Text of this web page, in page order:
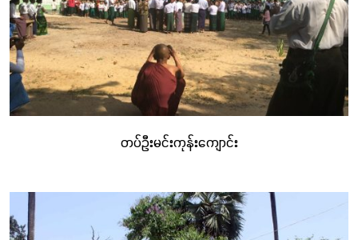
တပ်ဦးမင်းကုန်းကျောင်း